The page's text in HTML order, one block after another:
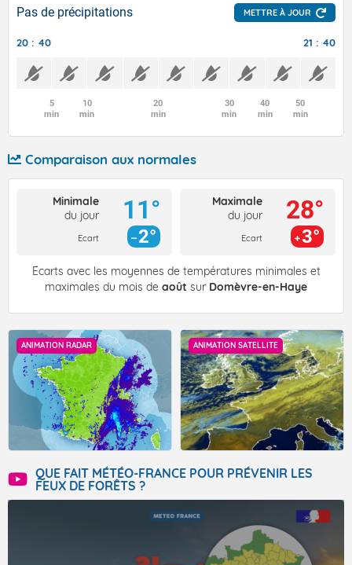
Pas de précipitations METTRE À JOUR
20 : 40 21 : 40
5
min
10
min
20
min
30
min
40
min
50
min
Comparaison aux normales
Minimale
du jour
Ecart
11°
2°
Maximale
du jour
Ecart
28°
3°
Écarts avec les moyennes de températures minimales et
maximales du mois de août sur Domèvre-en-Haye
ANIMATION RADAR ANIMATION SATELLITE
QUE FAIT MÉTÉO-FRANCE POUR PRÉVENIR LES
FEUX DE FORÊTS ?